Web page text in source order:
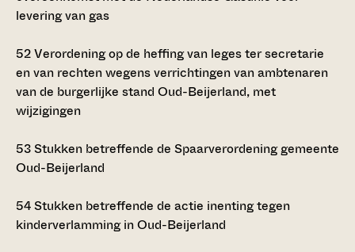
levering van gas
52Verordening op de heffing van leges ter secretarie
en van rechten wegens verrichtingen van ambtenaren
van de burgerlijke stand Oud-Beijerland, met
wijzigingen
53Stukken betreffende de Spaarverordening gemeente
Oud-Beijerland
54Stukken betreffende de actie inenting tegen
kinderverlamming in Oud-Beijerland